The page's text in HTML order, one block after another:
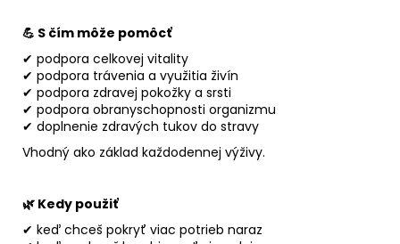
💪 S čím môže pomôcť
✔ podpora celkovej vitality
✔ podpora trávenia a využitia živín
✔ podpora zdravej pokožky a srsti
✔ podpora obranyschopnosti organizmu
✔ doplnenie zdravých tukov do stravy
Vhodný ako základ každodennej výživy.
🌿 Kedy použiť
✔ keď chceš pokryť viac potrieb naraz